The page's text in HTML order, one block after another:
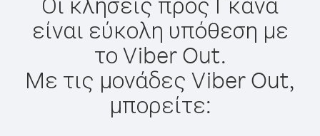
είναι εύκολη υπόθεση με
το Viber Out.
Με τις μονάδες Viber Out,
μπορείτε: